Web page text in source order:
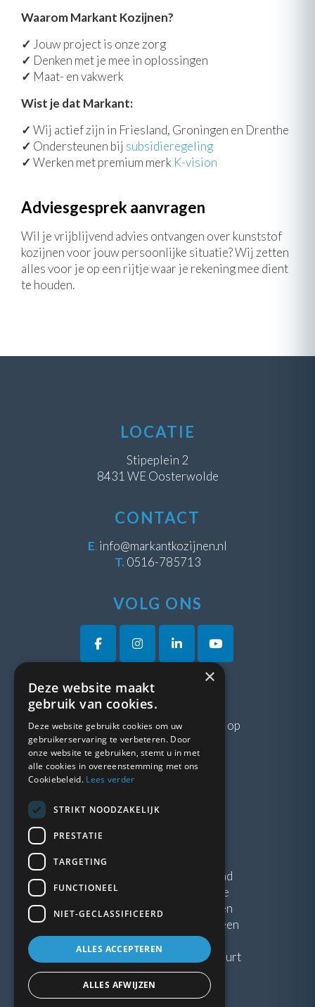
Waarom Markant Kozijnen?
✓ Jouw project is onze zorg
✓ Denken met je mee in oplossingen
✓ Maat- en vakwerk
Wist je dat Markant:
✓ Wij actief zijn in Friesland, Groningen en Drenthe
✓ Ondersteunen bij subsidieregeling
✓ Werken met premium merk K-vision
Adviesgesprek aanvragen
Wil je vrijblijvend advies ontvangen over kunststof
kozijnen voor jouw persoonlijke situatie? Wij zetten
alles voor je op een rijtje waar je rekening mee dient
te houden.
LOCATIE
Stipeplein 2
8431 WE Oosterwolde
CONTACT
E.info@markantkozijnen.nl
T. 0516-785713
VOLG ONS
VRAGEN?
Neem gerustcontactmet ons op
LINKS
Blogs
Algemene voorwaarden
Kunststof Kozijnen Friesland
Kunststof kozijnen Drenthe
Kunststof Kozijnen Drachten
Kunststof Kozijnen Hoogeveen
Kunststof kozijnen in jouw buurt
×
Deze website maakt
gebruik van cookies.
Deze website gebruikt cookies om uw
gebruikerservaring te verbeteren. Door
onze website te gebruiken, stemt u in met
alle cookies in overeenstemming met ons
Cookiebeleid. Lees verder
STRIKT NOODZAKELIJK
PRESTATIE
TARGETING
FUNCTIONEEL
NIET-GECLASSIFICEERD
ALLES ACCEPTEREN
ALLES AFWIJZEN